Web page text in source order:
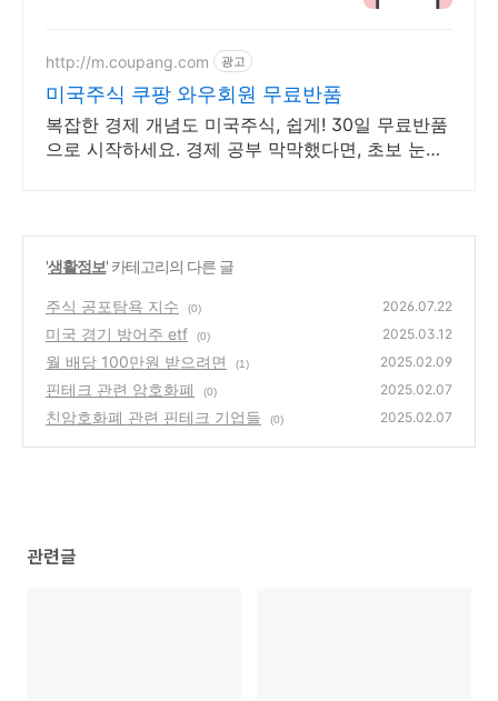
http://m.coupang.com 광고
미국주식 쿠팡 와우회원 무료반품
복잡한 경제 개념도 미국주식, 쉽게! 30일 무료반품
으로 시작하세요. 경제 공부 막막했다면, 초보 눈높
'생활정보' 카테고리의 다른 글
주식 공포탐욕 지수 (0) 2026.07.22
미국 경기 방어주 etf (0) 2025.03.12
월 배당 100만원 받으려면 (1) 2025.02.09
핀테크 관련 암호화폐 (0) 2025.02.07
친암호화폐 관련 핀테크 기업들 (0) 2025.02.07
관련글